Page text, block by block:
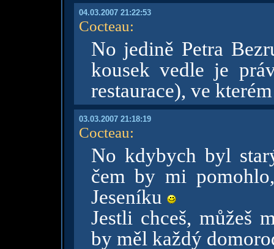
04.03.2007 21:22:53
Cocteau:
No jedině Petra
kousek vedle je
restaurace), ve
03.03.2007 21:18:19
Cocteau:
No kdybych byl
čem by mi
Jeseníku
Jestli chceš, můžeš
by měl každý